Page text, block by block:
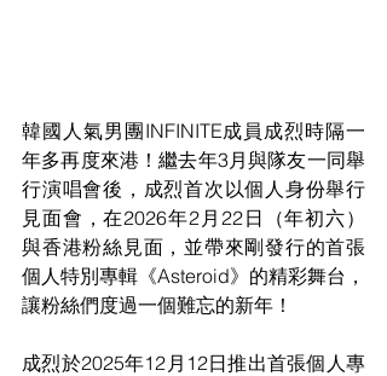
韓國人氣男團INFINITE成員成烈時隔一
年多再度來港！繼去年3月與隊友一同舉
行演唱會後，成烈首次以個人身份舉行
見面會，在2026年2月22日（年初六）
與香港粉絲見面，並帶來剛發行的首張
個人特別專輯《Asteroid》的精彩舞台，
讓粉絲們度過一個難忘的新年！
成烈於2025年12月12日推出首張個人專